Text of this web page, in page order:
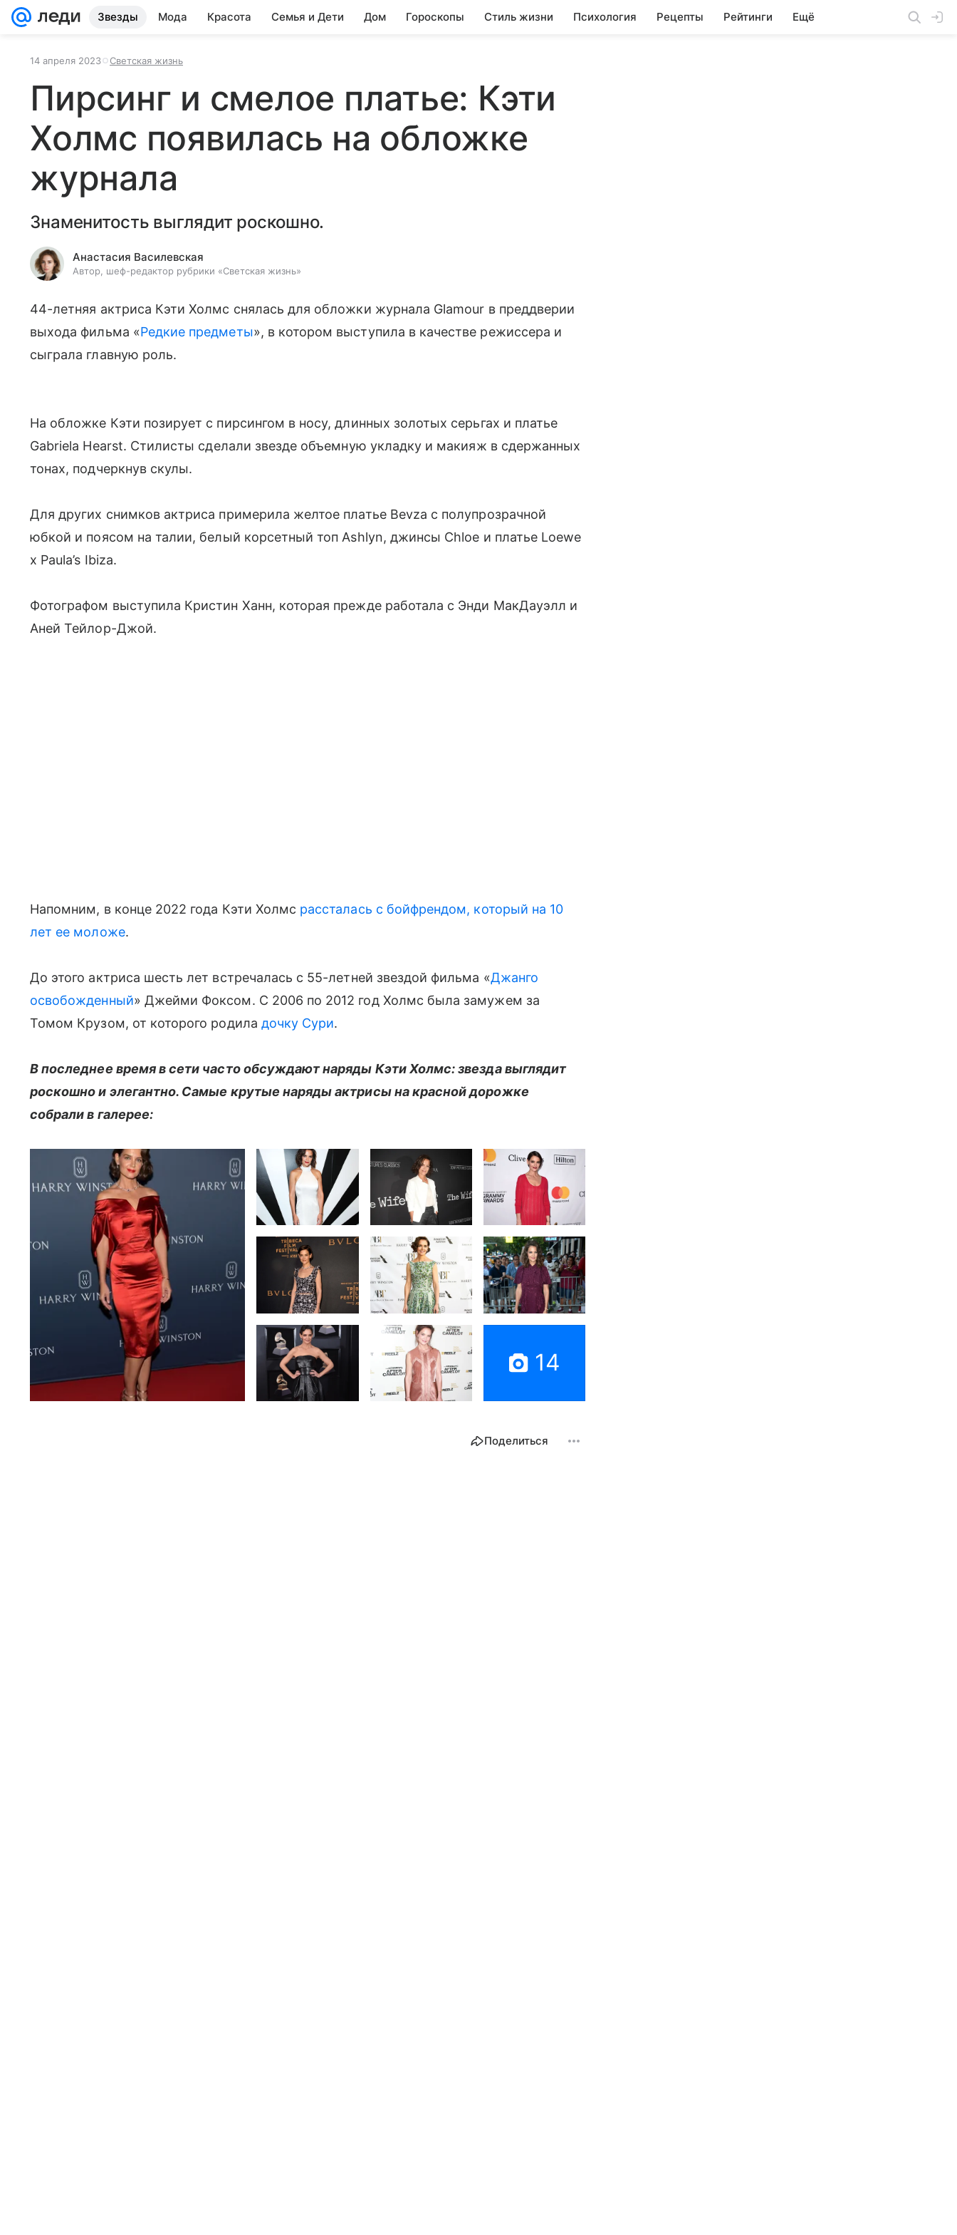
Звезды Мода Красота Семья и Дети Дом Гороскопы Стиль жизни Психология Рецепты Рейтинги Ещё
14 апреля 2023 Светская жизнь
Пирсинг и смелое платье: Кэти
Холмс появилась на обложке
журнала
Знаменитость выглядит роскошно.
Анастасия Василевская
Автор, шеф-редактор рубрики «Светская жизнь»
44-летняя актриса Кэти Холмс снялась для обложки журнала Glamour в преддверии
выхода фильма «Редкие предметы», в котором выступила в качестве режиссера и
сыграла главную роль.
На обложке Кэти позирует с пирсингом в носу, длинных золотых серьгах и платье
Gabriela Hearst. Стилисты сделали звезде объемную укладку и макияж в сдержанных
тонах, подчеркнув скулы.
Для других снимков актриса примерила желтое платье Bevza с полупрозрачной
юбкой и поясом на талии, белый корсетный топ Ashlyn, джинсы Chloe и платье Loewe
x Paula’s Ibiza.
Фотографом выступила Кристин Ханн, которая прежде работала с Энди МакДауэлл и
Аней Тейлор-Джой.
Напомним, в конце 2022 года Кэти Холмс рассталась с бойфрендом, который на 10
лет ее моложе.
До этого актриса шесть лет встречалась с 55-летней звездой фильма «Джанго
освобожденный» Джейми Фоксом. С 2006 по 2012 год Холмс была замужем за
Томом Крузом, от которого родила дочку Сури.
В последнее время в сети часто обсуждают наряды Кэти Холмс: звезда выглядит
роскошно и элегантно. Самые крутые наряды актрисы на красной дорожке
собрали в галерее:
14
Поделиться